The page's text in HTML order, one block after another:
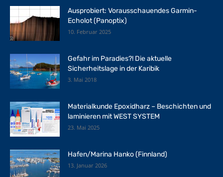
Ausprobiert: Vorausschauendes Garmin-
Echolot (Panoptix)
10. Februar 2025
Gefahr im Paradies?! Die aktuelle
Sicherheitslage in der Karibik
3. Mai 2018
Materialkunde Epoxidharz – Beschichten und
laminieren mit WEST SYSTEM
23. Mai 2025
Hafen/Marina Hanko (Finnland)
13. Januar 2026